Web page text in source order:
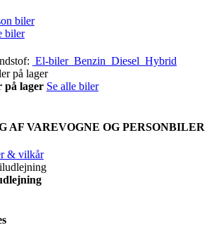
biler
biler
El-biler Benzin Diesel Hybrid
på lager Se alle biler
AF VAREVOGNE OG PERSONBILER
& vilkår